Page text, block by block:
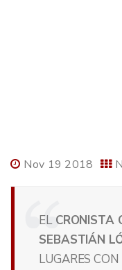
Nov 19 2018
ELCRONISTA
SEBASTIÁN
LUGARES